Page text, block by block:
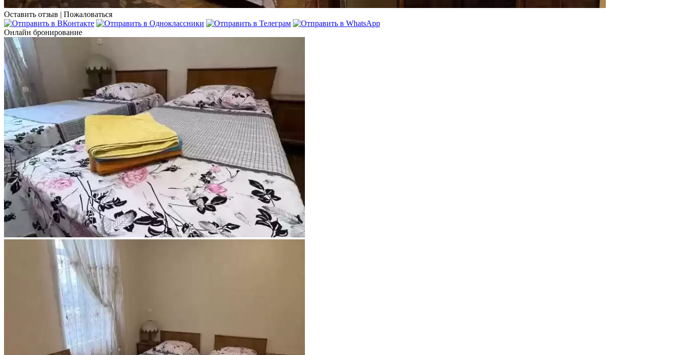
Оставить отзыв | Пожаловаться
Онлайн бронирование